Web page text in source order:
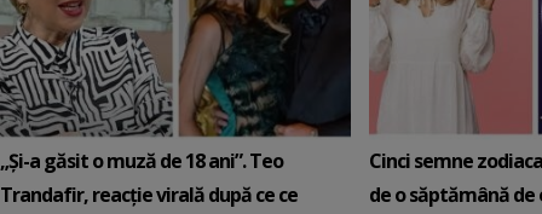
„Și-a găsit o muză de 18 ani”. Teo
Trandafir, reacție virală după ce ce
Cinci semne
de o săptămână de